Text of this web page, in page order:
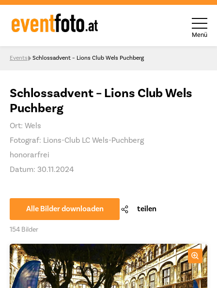
Skip to content
Menü
Events Schlossadvent – Lions Club Wels Puchberg
Schlossadvent – Lions Club Wels
Puchberg
Ort: Wels
Fotograf: Lions-Club LC Wels-Puchberg
honorarfrei
Datum: 30.11.2024
Alle Bilder downloaden teilen
154 Bilder